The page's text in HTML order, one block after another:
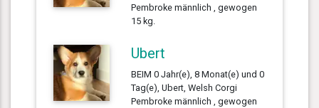
Pembroke männlich , gewogen
15 kg.
Ubert
BEIM 0 Jahr(e), 8 Monat(e) und 0
Tag(e), Ubert, Welsh Corgi
Pembroke männlich , gewogen